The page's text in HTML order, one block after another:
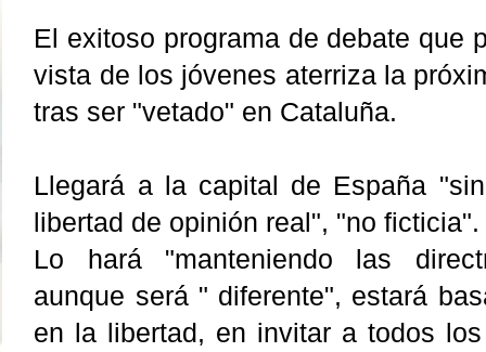
El exitoso programa de debate que
vista de los jóvenes aterriza la
tras ser "vetado" en Cataluña.
Llegará a la capital de España
libertad de opinión real", "no ficticia".
Lo hará "manteniendo las
aunque será " diferente", estará
en la libertad, en invitar a todos